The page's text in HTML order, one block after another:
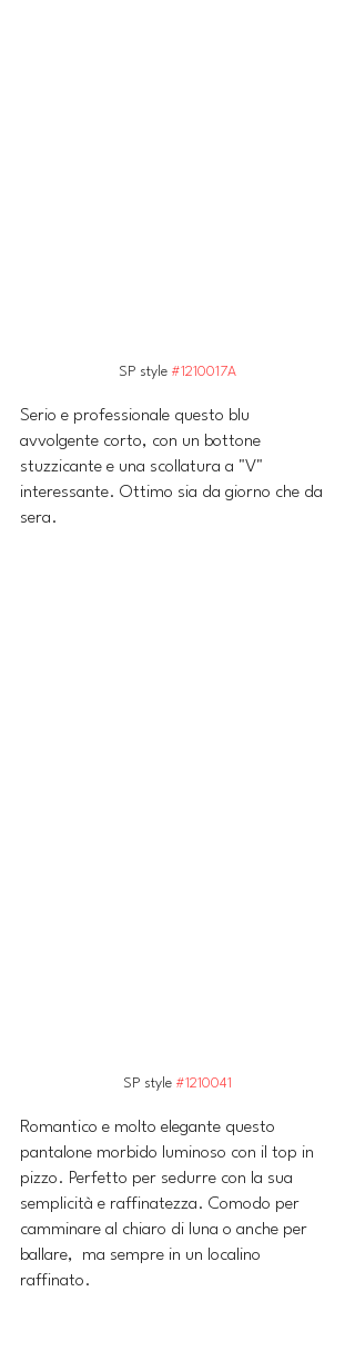
SP style #1210017A
Serio e professionale questo blu
avvolgente corto, con un bottone
stuzzicante e una scollatura a "V"
interessante. Ottimo sia da giorno che da
sera.
SP style #1210041
Romantico e molto elegante questo
pantalone morbido luminoso con il top in
pizzo. Perfetto per sedurre con la sua
semplicità e raffinatezza. Comodo per
camminare al chiaro di luna o anche per
ballare,  ma sempre in un localino
raffinato.